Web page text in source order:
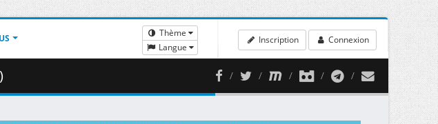
Thème
Langue
Inscription Connexion